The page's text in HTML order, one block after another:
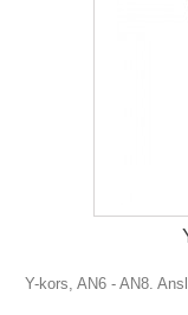
Y-kors, AN6 - AN8.